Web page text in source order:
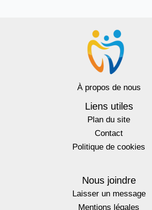
À propos de nous
Liens utiles
Plan du site
Contact
Politique de cookies
Nous joindre
Laisser un message
Mentions légales